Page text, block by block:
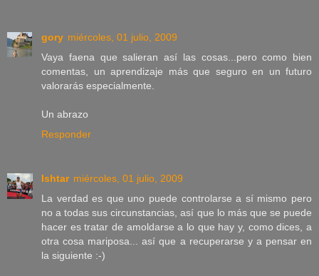
gory miércoles, 01 julio, 2009
Vaya faena que salieran así las cosas...pero como bien
comentas, un aprendizaje más que seguro en un futuro
valorarás especialmente.
Un abrazo
Responder
Ishtar miércoles, 01 julio, 2009
La verdad es que uno puede controlarse a sí mismo pero
no a todas sus circunstancias, así que lo más que se puede
hacer es tratar de amoldarse a lo que hay y, como dices, a
otra cosa mariposa... así que a recuperarse y a pensar en
la siguiente :-)